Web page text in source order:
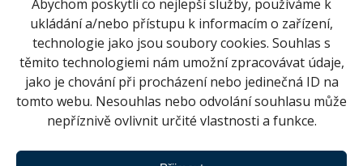
Abychom poskytli co nejlepší služby, používáme k
ukládání a/nebo přístupu k informacím o zařízení,
technologie jako jsou soubory cookies. Souhlas s
těmito technologiemi nám umožní zpracovávat údaje,
jako je chování při procházení nebo jedinečná ID na
tomto webu. Nesouhlas nebo odvolání souhlasu může
nepříznivě ovlivnit určité vlastnosti a funkce.
pro veřejnost včetně rozsáhlých pozorovacích
střešních teras a „bezesparé“ řešení interiéru
přesahují kvalitativní úroveň prosté „služby
veřejnosti“. Stavba se stává skutečným oknem do
vesmíru.“
Další nominace na cenu